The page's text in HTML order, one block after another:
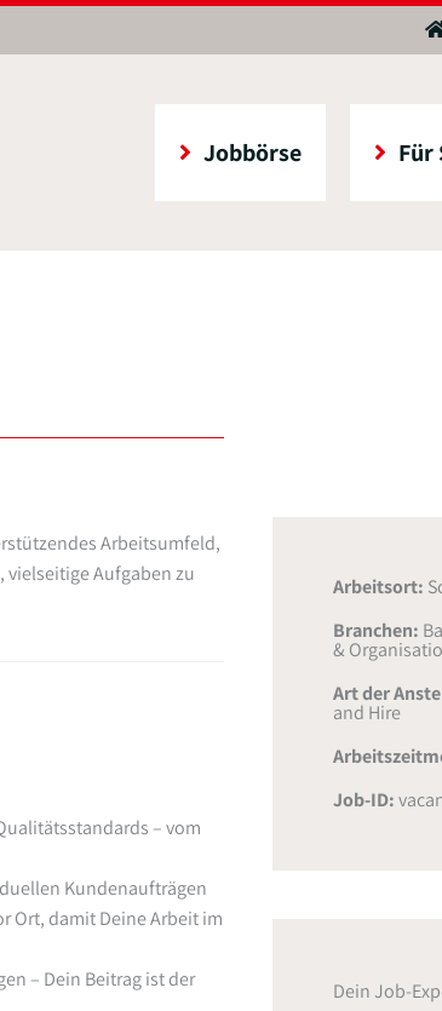
Jobbörse Für
Arbeitsumfeld,
Aufgaben zu
– vom
Kundenaufträgen
Ort, damit Deine Arbeit im
– Dein Beitrag ist der
Arbeitsort:
Branchen:
&
Art der
and Hire
Job-ID:
Dein Job-